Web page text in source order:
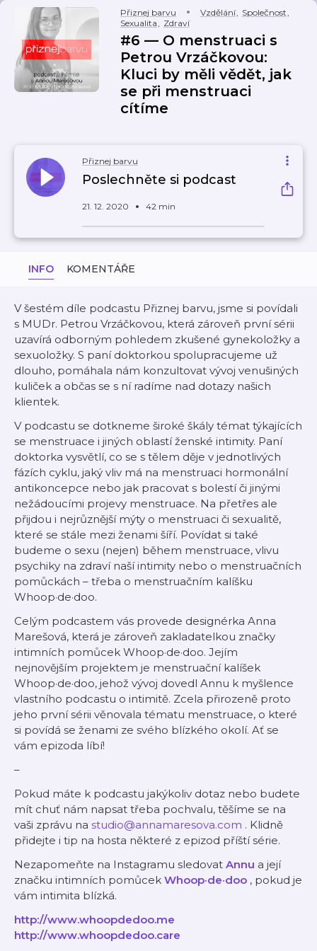
Přiznej barvu Vzdělání, Společnost,
Sexualita, Zdraví
#6 — O menstruaci s
Petrou Vrzáčkovou:
Kluci by měli vědět, jak
se při menstruaci
cítíme
Přiznej barvu
Poslechněte si podcast
21. 12. 2020 42 min
INFO KOMENTÁŘE
V šestém díle podcastu Přiznej barvu, jsme si povídali
s MUDr. Petrou Vrzáčkovou, která zároveň první sérii
uzavírá odborným pohledem zkušené gynekoložky a
sexuoložky. S paní doktorkou spolupracujeme už
dlouho, pomáhala nám konzultovat vývoj venušiných
kuliček a občas se s ní radíme nad dotazy našich
klientek.
V podcastu se dotkneme široké škály témat týkajících
se menstruace i jiných oblastí ženské intimity. Paní
doktorka vysvětlí, co se s tělem děje v jednotlivých
fázích cyklu, jaký vliv má na menstruaci hormonální
antikoncepce nebo jak pracovat s bolestí či jinými
nežádoucími projevy menstruace. Na přetřes ale
přijdou i nejrůznější mýty o menstruaci či sexualitě,
které se stále mezi ženami šíří. Povídat si také
budeme o sexu (nejen) během menstruace, vlivu
psychiky na zdraví naší intimity nebo o menstruačních
pomůckách – třeba o menstruačním kalíšku
Whoop·de·doo.
Celým podcastem vás provede designérka Anna
Marešová, která je zároveň zakladatelkou značky
intimních pomůcek Whoop·de·doo. Jejím
nejnovějším projektem je menstruační kalíšek
Whoop·de·doo, jehož vývoj dovedl Annu k myšlence
vlastního podcastu o intimitě. Zcela přirozeně proto
jeho první sérii věnovala tématu menstruace, o které
si povídá se ženami ze svého blízkého okolí. Ať se
vám epizoda líbí!
–
Pokud máte k podcastu jakýkoliv dotaz nebo budete
mít chuť nám napsat třeba pochvalu, těšíme se na
vaši zprávu na studio@annamaresova.com . Klidně
přidejte i tip na hosta některé z epizod příští série.
Nezapomeňte na Instagramu sledovat Annu a její
značku intimních pomůcek Whoop·de·doo , pokud je
vám intimita blízká.
http://www.whoopdedoo.me
http://www.whoopdedoo.care